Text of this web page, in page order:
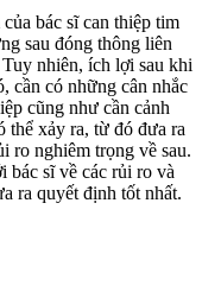
bác sĩ can thiệp tim
sau đóng thông liên
nhiên, ích lợi sau khi
cần có những cân nhắc
cũng như cần cảnh
thể xảy ra, từ đó đưa ra
ro nghiêm trọng về sau.
bác sĩ về các rủi ro và
ra quyết định tốt nhất.